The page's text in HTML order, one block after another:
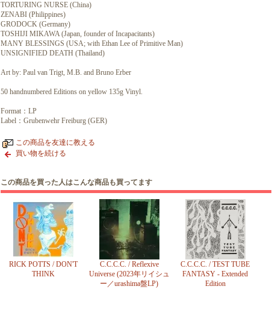
TORTURING NURSE (China)
ZENABI (Philippines)
GRODOCK (Germany)
TOSHIJI MIKAWA (Japan, founder of Incapacitants)
MANY BLESSINGS (USA; with Ethan Lee of Primitive Man)
UNSIGNIFIED DEATH (Thailand)
Art by: Paul van Trigt, M.B. and Bruno Erber
50 handnumbered Editions on yellow 135g Vinyl.
Format：LP
Label：Grubenwehr Freiburg (GER)
この商品を友達に教える
買い物を続ける
この商品を買った人はこんな商品も買ってます
RICK POTTS / DON'T
THINK
C.C.C.C. / Reflexive
Universe (2023年リイシュ
ー／urashima盤LP)
C.C.C.C. / TEST TUBE
FANTASY - Extended
Edition